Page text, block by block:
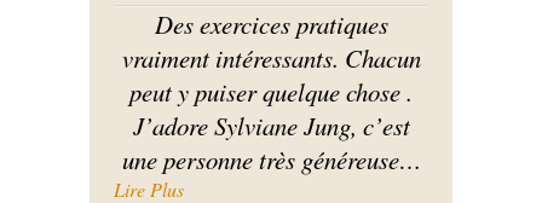
Des exercices pratiques
vraiment intéressants. Chacun
peut y puiser quelque chose .
J’adore Sylviane Jung, c’est
une personne très généreuse…
Lire Plus« Des exercices pratiques vraiment